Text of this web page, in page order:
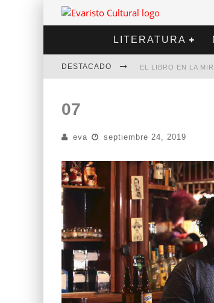
LITERATURA
DESTACADO EL LIBRO EN LA
ALEJANDRA
07
eva septiembre 24, 2019